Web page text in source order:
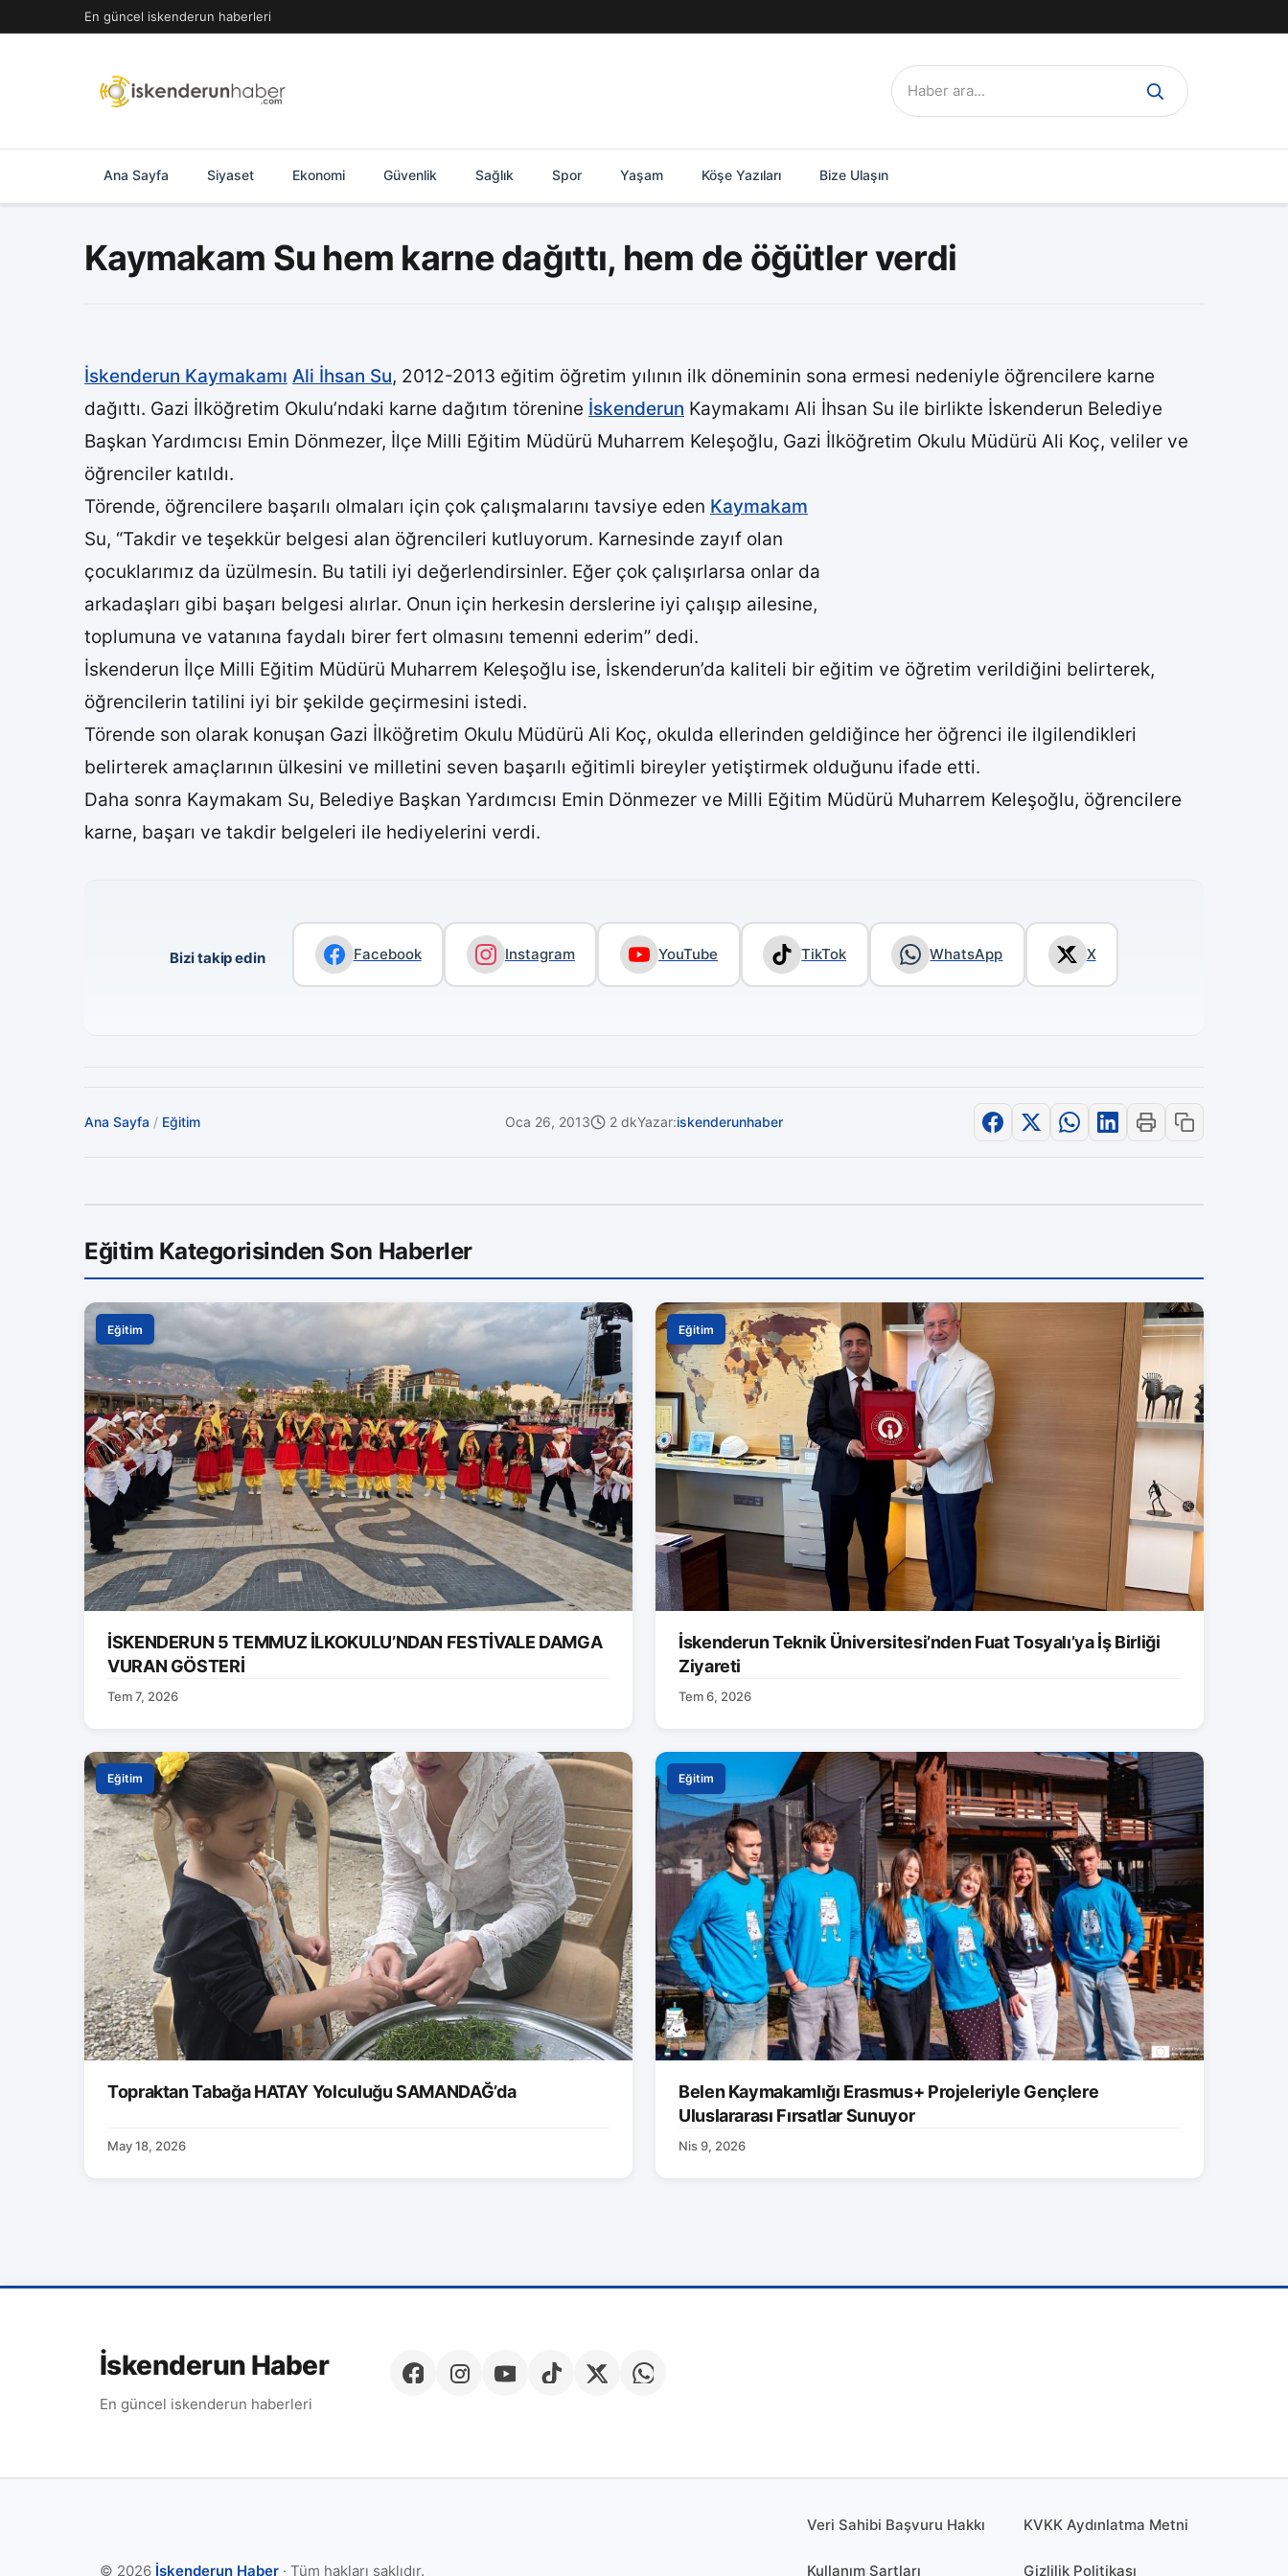
geç
En güncel iskenderun haberleri
Ara:
Ana Sayfa Siyaset Ekonomi Güvenlik Sağlık Spor Yaşam Köşe Yazıları Bize Ulaşın
Kaymakam Su hem karne dağıttı, hem de öğütler verdi
İskenderun Kaymakamı Ali İhsan Su, 2012-2013 eğitim öğretim yılının ilk döneminin sona ermesi nedeniyle öğrencilere karne
dağıttı. Gazi İlköğretim Okulu’ndaki karne dağıtım törenine İskenderun Kaymakamı Ali İhsan Su ile birlikte İskenderun Belediye
Başkan Yardımcısı Emin Dönmezer, İlçe Milli Eğitim Müdürü Muharrem Keleşoğlu, Gazi İlköğretim Okulu Müdürü Ali Koç, veliler ve
öğrenciler katıldı.
Törende, öğrencilere başarılı olmaları için çok çalışmalarını tavsiye eden Kaymakam
Su, “Takdir ve teşekkür belgesi alan öğrencileri kutluyorum. Karnesinde zayıf olan
çocuklarımız da üzülmesin. Bu tatili iyi değerlendirsinler. Eğer çok çalışırlarsa onlar da
arkadaşları gibi başarı belgesi alırlar. Onun için herkesin derslerine iyi çalışıp ailesine,
toplumuna ve vatanına faydalı birer fert olmasını temenni ederim” dedi.
İskenderun İlçe Milli Eğitim Müdürü Muharrem Keleşoğlu ise, İskenderun’da kaliteli bir eğitim ve öğretim verildiğini belirterek,
öğrencilerin tatilini iyi bir şekilde geçirmesini istedi.
Törende son olarak konuşan Gazi İlköğretim Okulu Müdürü Ali Koç, okulda ellerinden geldiğince her öğrenci ile ilgilendikleri
belirterek amaçlarının ülkesini ve milletini seven başarılı eğitimli bireyler yetiştirmek olduğunu ifade etti.
Daha sonra Kaymakam Su, Belediye Başkan Yardımcısı Emin Dönmezer ve Milli Eğitim Müdürü Muharrem Keleşoğlu, öğrencilere
karne, başarı ve takdir belgeleri ile hediyelerini verdi.
Bizi takip edin Facebook Instagram YouTube TikTok WhatsApp X
Ana Sayfa / Eğitim Oca 26, 2013 2 dkYazar:iskenderunhaber
Eğitim Kategorisinden Son Haberler
Eğitim
İSKENDERUN 5 TEMMUZ İLKOKULU’NDAN FESTİVALE DAMGA
VURAN GÖSTERİ
Tem 7, 2026
Eğitim
İskenderun Teknik Üniversitesi’nden Fuat Tosyalı’ya İş Birliği
Ziyareti
Tem 6, 2026
Eğitim
Topraktan Tabağa HATAY Yolculuğu SAMANDAĞ’da
May 18, 2026
Eğitim
Belen Kaymakamlığı Erasmus+ Projeleriyle Gençlere
Uluslararası Fırsatlar Sunuyor
Nis 9, 2026
İskenderun Haber
En güncel iskenderun haberleri
© 2026 İskenderun Haber · Tüm hakları saklıdır.
Veri Sahibi Başvuru Hakkı KVKK Aydınlatma Metni
Kullanım Şartları Gizlilik Politikası